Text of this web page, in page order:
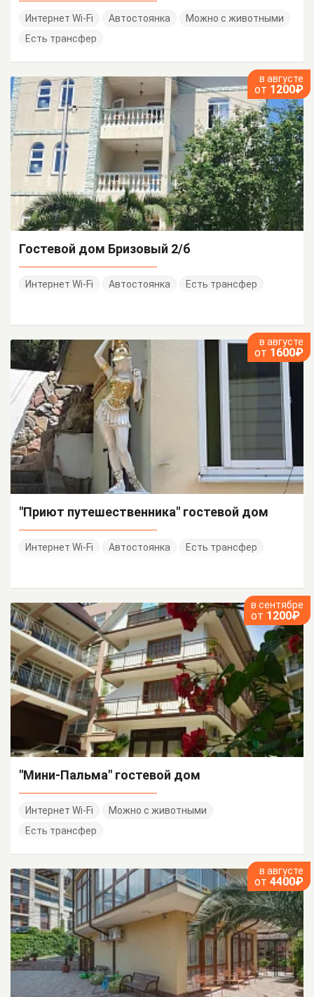
Интернет Wi-Fi Автостоянка
Можно с животными
Есть трансфер
в августе
от 1200₽
Гостевой дом Бризовый 2/б
Интернет Wi-Fi Автостоянка Есть трансфер
в августе
от 1600₽
"Приют путешественника" гостевой дом
Интернет Wi-Fi Автостоянка Есть трансфер
в сентябре
от 1200₽
"Мини-Пальма" гостевой дом
Интернет Wi-Fi
Можно с животными
Есть трансфер
в августе
от 4400₽